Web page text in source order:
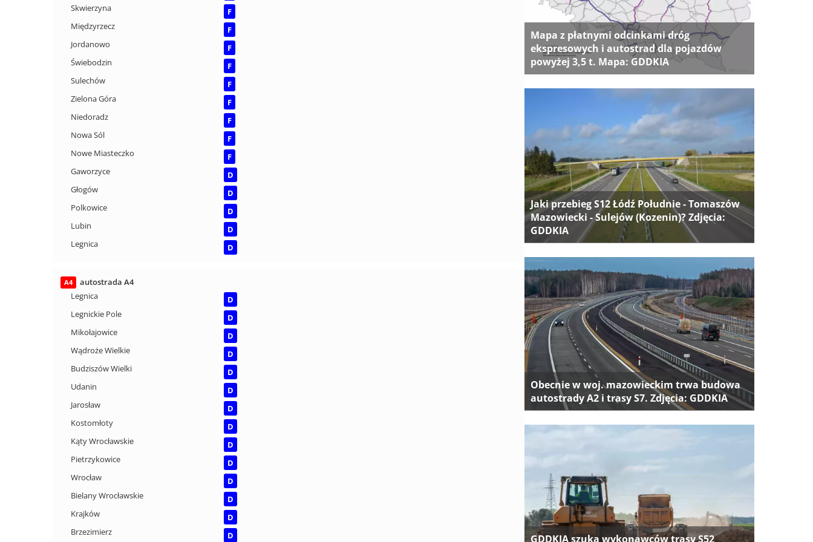
Skwierzyna
F
Międzyrzecz
F
Jordanowo
F
Świebodzin
F
Sulechów
F
Zielona Góra
F
Niedoradz
F
Nowa Sól
F
Nowe Miasteczko
F
Gaworzyce
D
Głogów
D
Polkowice
D
Lubin
D
Legnica
D
A4
autostrada A4
Legnica
D
Legnickie Pole
D
Mikołajowice
D
Wądroże Wielkie
D
Budziszów Wielki
D
Udanin
D
Jarosław
D
Kostomłoty
D
Kąty Wrocławskie
D
Pietrzykowice
D
Wrocław
D
Bielany Wrocławskie
D
Krajków
D
Brzezimierz
D
Mapa z płatnymi odcinkami dróg
ekspresowych i autostrad dla pojazdów
powyżej 3,5 t. Mapa: GDDKIA
Jaki przebieg S12 Łódź Południe - Tomaszów
Mazowiecki - Sulejów (Kozenin)? Zdjęcia:
GDDKIA
Obecnie w woj. mazowieckim trwa budowa
autostrady A2 i trasy S7. Zdjęcia: GDDKIA
GDDKIA szuka wykonawców trasy S52